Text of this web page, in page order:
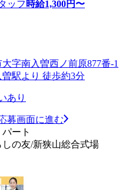
ッフ 時給1,300円〜
字南入曽西ノ前原877番-1
駅より 徒歩約3分
あり
募画面に進む
ート
の友/新狭山総合式場